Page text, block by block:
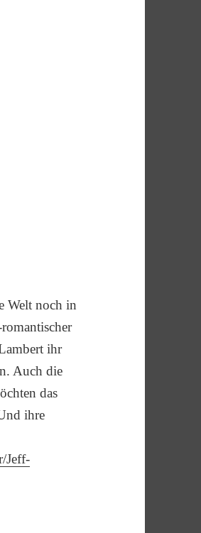
Welt noch in
ihr
Auch die
das
ihre
Jeff-